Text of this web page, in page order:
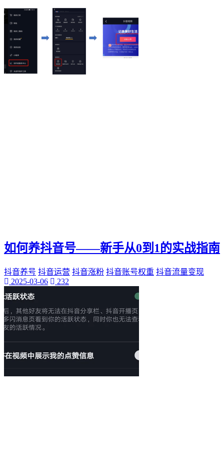
如何养抖音号——新手从0到1的实战指南
抖音养号 抖音运营 抖音涨粉 抖音账号权重 抖音流量变现
2025-03-06
232